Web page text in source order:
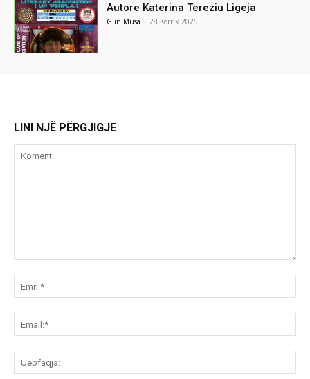
Autore Katerina Tereziu Ligeja
Gjin Musa - 28 Korrik 2025
LINI NJË PËRGJIGJE